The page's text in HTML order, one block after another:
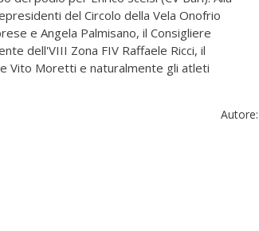
del Circolo della Vela Onofrio
e Angela Palmisano, il Consigliere
dell'VIII Zona FIV Raffaele Ricci, il
Vito Moretti e naturalmente gli atleti
Autore: